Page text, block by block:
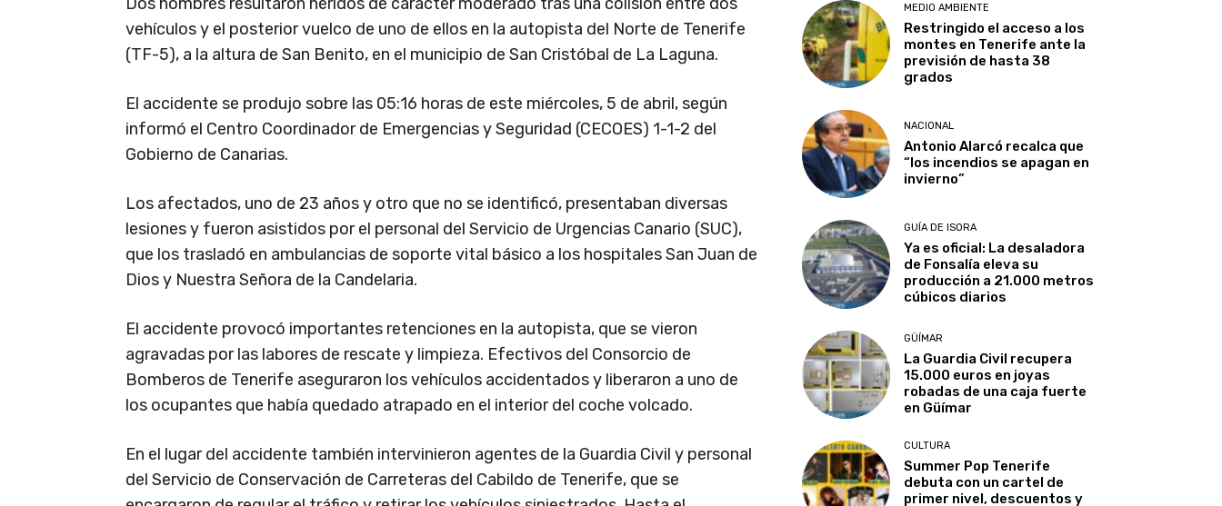
vehículos y el posterior vuelco de uno de ellos en la autopista del Norte de Tenerife
(TF-5), a la altura de San Benito, en el municipio de San Cristóbal de La Laguna.
El accidente se produjo sobre las 05:16 horas de este miércoles, 5 de abril, según
informó el Centro Coordinador de Emergencias y Seguridad (CECOES) 1-1-2 del
Gobierno de Canarias.
Los afectados, uno de 23 años y otro que no se identificó, presentaban diversas
lesiones y fueron asistidos por el personal del Servicio de Urgencias Canario (SUC),
que los trasladó en ambulancias de soporte vital básico a los hospitales San Juan de
Dios y Nuestra Señora de la Candelaria.
El accidente provocó importantes retenciones en la autopista, que se vieron
agravadas por las labores de rescate y limpieza. Efectivos del Consorcio de
Bomberos de Tenerife aseguraron los vehículos accidentados y liberaron a uno de
los ocupantes que había quedado atrapado en el interior del coche volcado.
En el lugar del accidente también intervinieron agentes de la Guardia Civil y personal
del Servicio de Conservación de Carreteras del Cabildo de Tenerife, que se
MEDIO AMBIENTE
Restringido el acceso a los
montes en Tenerife ante la
previsión de hasta 38
grados
NACIONAL
Antonio Alarcó recalca que
“los incendios se apagan en
invierno”
GUÍA DE ISORA
Ya es oficial: La desaladora
de Fonsalía eleva su
producción a 21.000 metros
cúbicos diarios
GÜÍMAR
La Guardia Civil recupera
15.000 euros en joyas
robadas de una caja fuerte
en Güímar
CULTURA
Summer Pop Tenerife
debuta con un cartel de
primer nivel, descuentos y